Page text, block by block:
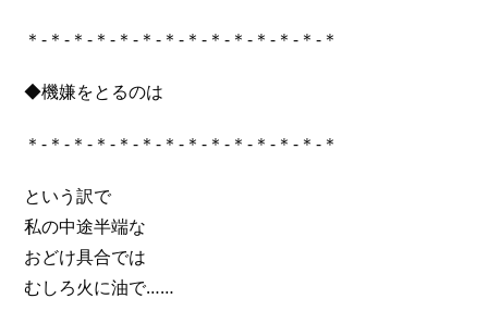
＊-＊-＊-＊-＊-＊-＊-＊-＊-＊-＊-＊-＊-＊
◆機嫌をとるのは
＊-＊-＊-＊-＊-＊-＊-＊-＊-＊-＊-＊-＊-＊
という訳で
私の中途半端な
おどけ具合では
むしろ火に油で……